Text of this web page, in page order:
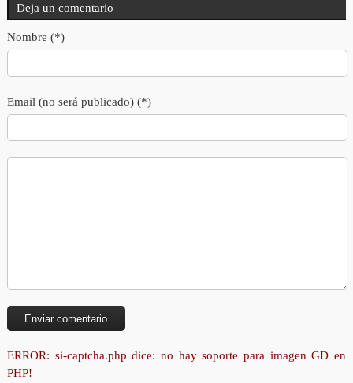
Deja un comentario
Nombre (*)
Email (no será publicado) (*)
ERROR: si-captcha.php dice: no hay soporte para imagen GD en
PHP!